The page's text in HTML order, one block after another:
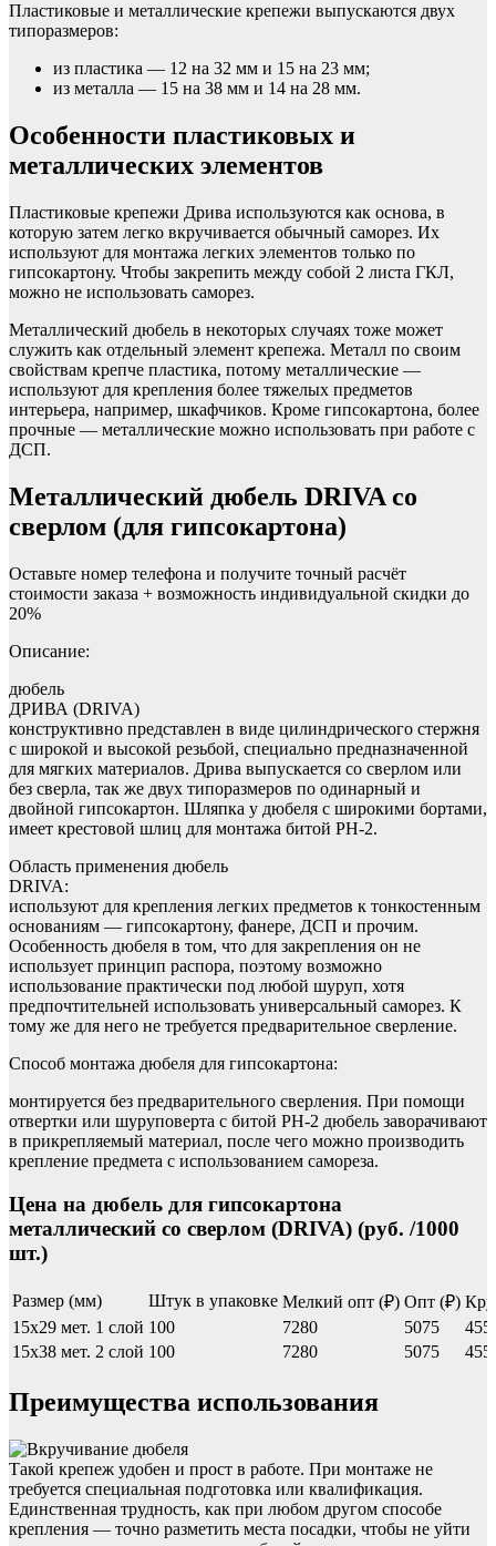
Пластиковые и металлические крепежи выпускаются двух
типоразмеров:
из пластика — 12 на 32 мм и 15 на 23 мм;
из металла — 15 на 38 мм и 14 на 28 мм.
Особенности пластиковых и
металлических элементов
Пластиковые крепежи Дрива используются как основа, в
которую затем легко вкручивается обычный саморез. Их
используют для монтажа легких элементов только по
гипсокартону. Чтобы закрепить между собой 2 листа ГКЛ,
можно не использовать саморез.
Металлический дюбель в некоторых случаях тоже может
служить как отдельный элемент крепежа. Металл по своим
свойствам крепче пластика, потому металлические —
используют для крепления более тяжелых предметов
интерьера, например, шкафчиков. Кроме гипсокартона, более
прочные — металлические можно использовать при работе с
ДСП.
Металлический дюбель DRIVA со
сверлом (для гипсокартона)
Оставьте номер телефона и получите точный расчёт
стоимости заказа + возможность индивидуальной скидки до
20%
Описание:
дюбель
ДРИВА (DRIVA)
конструктивно представлен в виде цилиндрического стержня
с широкой и высокой резьбой, специально предназначенной
для мягких материалов. Дрива выпускается со сверлом или
без сверла, так же двух типоразмеров по одинарный и
двойной гипсокартон. Шляпка у дюбеля с широкими бортами,
имеет крестовой шлиц для монтажа битой PH-2.
Область применения дюбель
DRIVA:
используют для крепления легких предметов к тонкостенным
основаниям — гипсокартону, фанере, ДСП и прочим.
Особенность дюбеля в том, что для закрепления он не
использует принцип распора, поэтому возможно
использование практически под любой шуруп, хотя
предпочтительней использовать универсальный саморез. К
тому же для него не требуется предварительное сверление.
Способ монтажа дюбеля для гипсокартона:
монтируется без предварительного сверления. При помощи
отвертки или шуруповерта с битой PH-2 дюбель заворачивают
в прикрепляемый материал, после чего можно производить
крепление предмета с использованием самореза.
Цена на дюбель для гипсокартона
металлический со сверлом (DRIVA) (руб. /1000
шт.)
Размер (мм) Штук в упаковке Мелкий опт (₽) Опт (₽)
15х29 мет. 1 слой 100 7280 5075
15х38 мет. 2 слой 100 7280 5075
Преимущества использования
Такой крепеж удобен и прост в работе. При монтаже не
требуется специальная подготовка или квалификация.
Единственная трудность, как при любом другом способе
крепления — точно разметить места посадки, чтобы не уйти